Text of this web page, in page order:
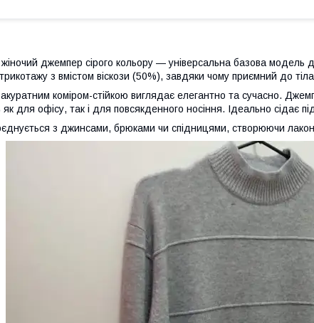
джемпер сірого кольору — універсальна базова модель
трикотажу з вмістом віскози (50%), завдяки чому приємний до
коміром-стійкою виглядає елегантно та сучасно.
як для офісу, так і для повсякденного носіння. Ідеально сідає
з джинсами, брюками чи спідницями, створюючи